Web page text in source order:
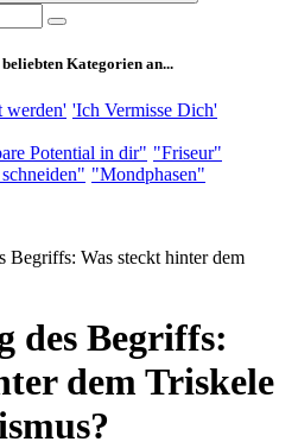
beliebten Kategorien an...
werden' 'Ich Vermisse Dich'
Potential in dir" "Friseur"
"Mondphasen"
Begriffs: Was steckt hinter dem
des Begriffs:
dem Triskele